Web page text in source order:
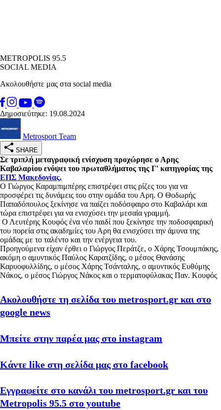
METROPOLIS 95.5
SOCIAL MEDIA
Ακολουθήστε μας στα social media
Δημοσιεύτηκε: 19.08.2024
Metrosport Team
SHARE
Σε τριπλή μεταγραφική ενίσχυση προχώρησε ο Αρης
Καβαλαρίου ενόψει του πρωταθλήματος της Γ' κατηγορίας της
ΕΠΣ Μακεδονίας.
Ο Γιώργος Καραμπιμπέρης επιστρέφει στις ρίζες του για να
προσφέρει τις δυνάμεις του στην ομάδα του Αρη. Ο Θοδωρής
Παπαδόπουλος ξεκίνησε να παίζει ποδόσφαιρο στο Καβαλάρι και
τώρα επιστρέφει για να ενισχύσει την μεσαία γραμμή.
Ο Λευτέρης Κουφός ένα νέο παιδί που ξεκίνησε την ποδοσφαιρική
του πορεία στις ακαδημίες του Αρη θα ενισχύσει την άμυνα της
ομάδας με το ταλέντο και την ενέργεια του.
Προηγούμενα είχαν έρθει ο Γιώργος Περάτζε, ο Χάρης Τσουμπάκης,
ακόμη ο αμυντικός Παύλος Καρατζίδης, ο μέσος Θανάσης
Καρυοφυλλίδης, ο μέσος Χάρης Τσάνταλης, ο αμυντικός Ευθύμης
Νάκος, ο μέσος Γιώργος Νάκος και ο τερματοφύλακας Παν. Κουφός
Ακολουθήστε τη σελίδα του metrosport.gr και στο
google news
Μπείτε στην παρέα μας στο instagram
Κάντε like στη σελίδα μας στο facebook
Εγγραφείτε στο κανάλι του metrosport.gr και του
Metropolis 95.5 στο youtube